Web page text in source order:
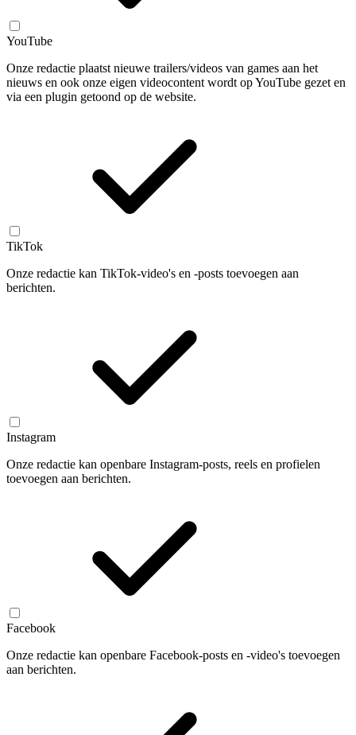
YouTube
Onze redactie plaatst nieuwe trailers/videos van games aan het
nieuws en ook onze eigen videocontent wordt op YouTube gezet en
via een plugin getoond op de website.
TikTok
Onze redactie kan TikTok-video's en -posts toevoegen aan
berichten.
Instagram
Onze redactie kan openbare Instagram-posts, reels en profielen
toevoegen aan berichten.
Facebook
Onze redactie kan openbare Facebook-posts en -video's toevoegen
aan berichten.